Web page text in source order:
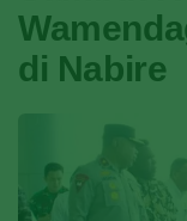
di Nabire